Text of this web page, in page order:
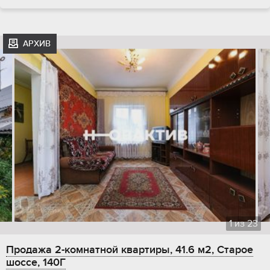
АРХИВ
1из23
Продажа 2-комнатной квартиры, 41.6 м2, Старое
шоссе, 140Г